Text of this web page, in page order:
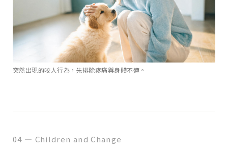
突然出現的咬人行為，先排除疼痛與身體不適。
04 — Children and Change